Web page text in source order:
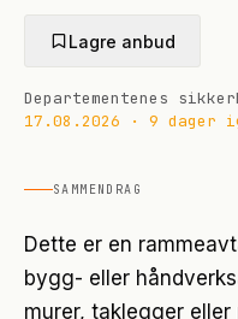
Lagre anbud
Departementenes
17.08.2026 · 9 dager
SAMMENDRAG
Dette er en
bygg- eller
murer, taklegger